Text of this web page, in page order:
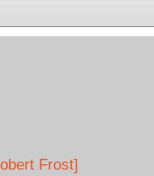
Frost]